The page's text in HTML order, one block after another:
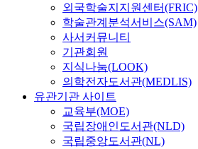
외국학술지지원센터(FRIC)
학술관계분석서비스(SAM)
사서커뮤니티
기관회원
지식나눔(LOOK)
의학전자도서관(MEDLIS)
유관기관 사이트
교육부(MOE)
국립장애인도서관(NLD)
국립중앙도서관(NL)